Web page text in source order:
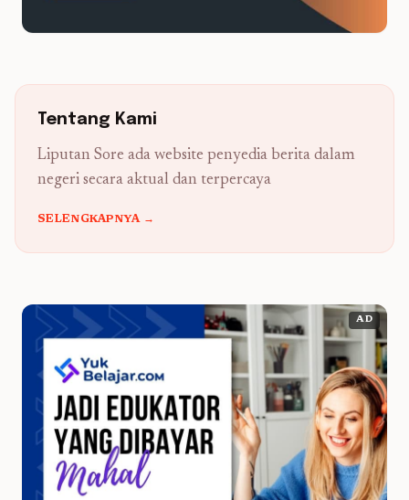
Tentang Kami
Liputan Sore ada website penyedia berita dalam
negeri secara aktual dan terpercaya
SELENGKAPNYA →
AD